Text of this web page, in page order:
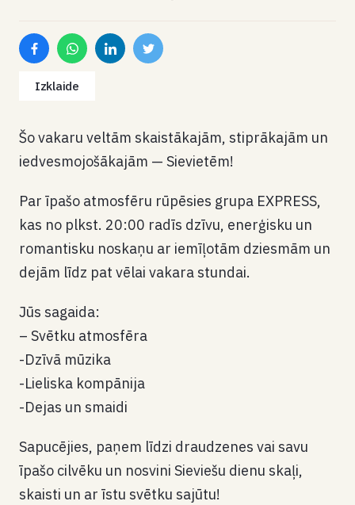
Izklaide
Šo vakaru veltām skaistākajām, stiprākajām un
iedvesmojošākajām — Sievietēm!
Par īpašo atmosfēru rūpēsies grupa EXPRESS,
kas no plkst. 20:00 radīs dzīvu, enerģisku un
romantisku noskaņu ar iemīļotām dziesmām un
dejām līdz pat vēlai vakara stundai.
Jūs sagaida:
– Svētku atmosfēra
-Dzīvā mūzika
-Lieliska kompānija
-Dejas un smaidi
Sapucējies, paņem līdzi draudzenes vai savu
īpašo cilvēku un nosvini Sieviešu dienu skaļi,
skaisti un ar īstu svētku sajūtu!